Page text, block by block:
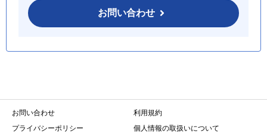
お問い合わせ
お問い合わせ
利用規約
プライバシーポリシー
個人情報の取扱いについて